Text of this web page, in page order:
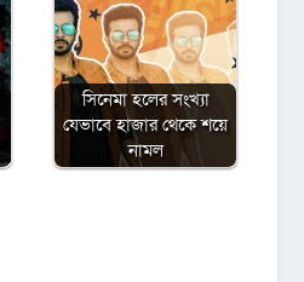
সিনেমা হলের সংখ্যা
যেভাবে হাজার থেকে শয়ে
নামল